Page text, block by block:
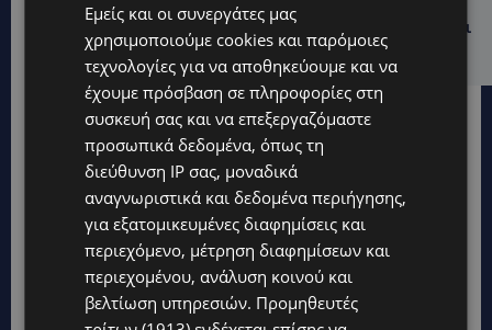
Η Mercedes-Benz γιορτάζει έναν αιώνα ιστορίας και
κοιτάζει προς το μέλλον
Εμείς και οι συνεργάτες μας
χρησιμοποιούμε cookies και παρόμοιες
τεχνολογίες για να αποθηκεύουμε και να
έχουμε πρόσβαση σε πληροφορίες στη
συσκευή σας και να επεξεργαζόμαστε
προσωπικά δεδομένα, όπως τη
διεύθυνση IP σας, μοναδικά
αναγνωριστικά και δεδομένα περιήγησης,
για εξατομικευμένες διαφημίσεις και
περιεχόμενο, μέτρηση διαφημίσεων και
περιεχομένου, ανάλυση κοινού και
βελτίωση υπηρεσιών. Προμηθευτές